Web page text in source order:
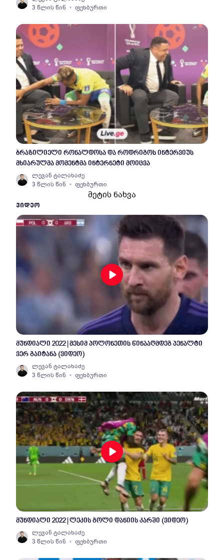
3 წლის წინ
ფეხბურთი
ბრაზილიელი რონალდოსა და როდრიგოს ინტერვიუს
მხიარულმა მომენტმა ინტერნეტი მოიცვა
ლევან ტალახაძე
3 წლის წინ
ფეხბურთი
მეტის ნახვა
ᲕᲘᲓᲔᲝ
მუნდიალი 2022 | მესიმ პოლონეთის წინააღმდეგ პენალტი
ვერ გაიტანა (ვიდეო)
ლევან ტალახაძე
3 წლის წინ
ფეხბურთი
მუნდიალი 2022 | ლეკის გოლი დანიის კარში (ვიდეო)
ლევან ტალახაძე
3 წლის წინ
ფეხბურთი